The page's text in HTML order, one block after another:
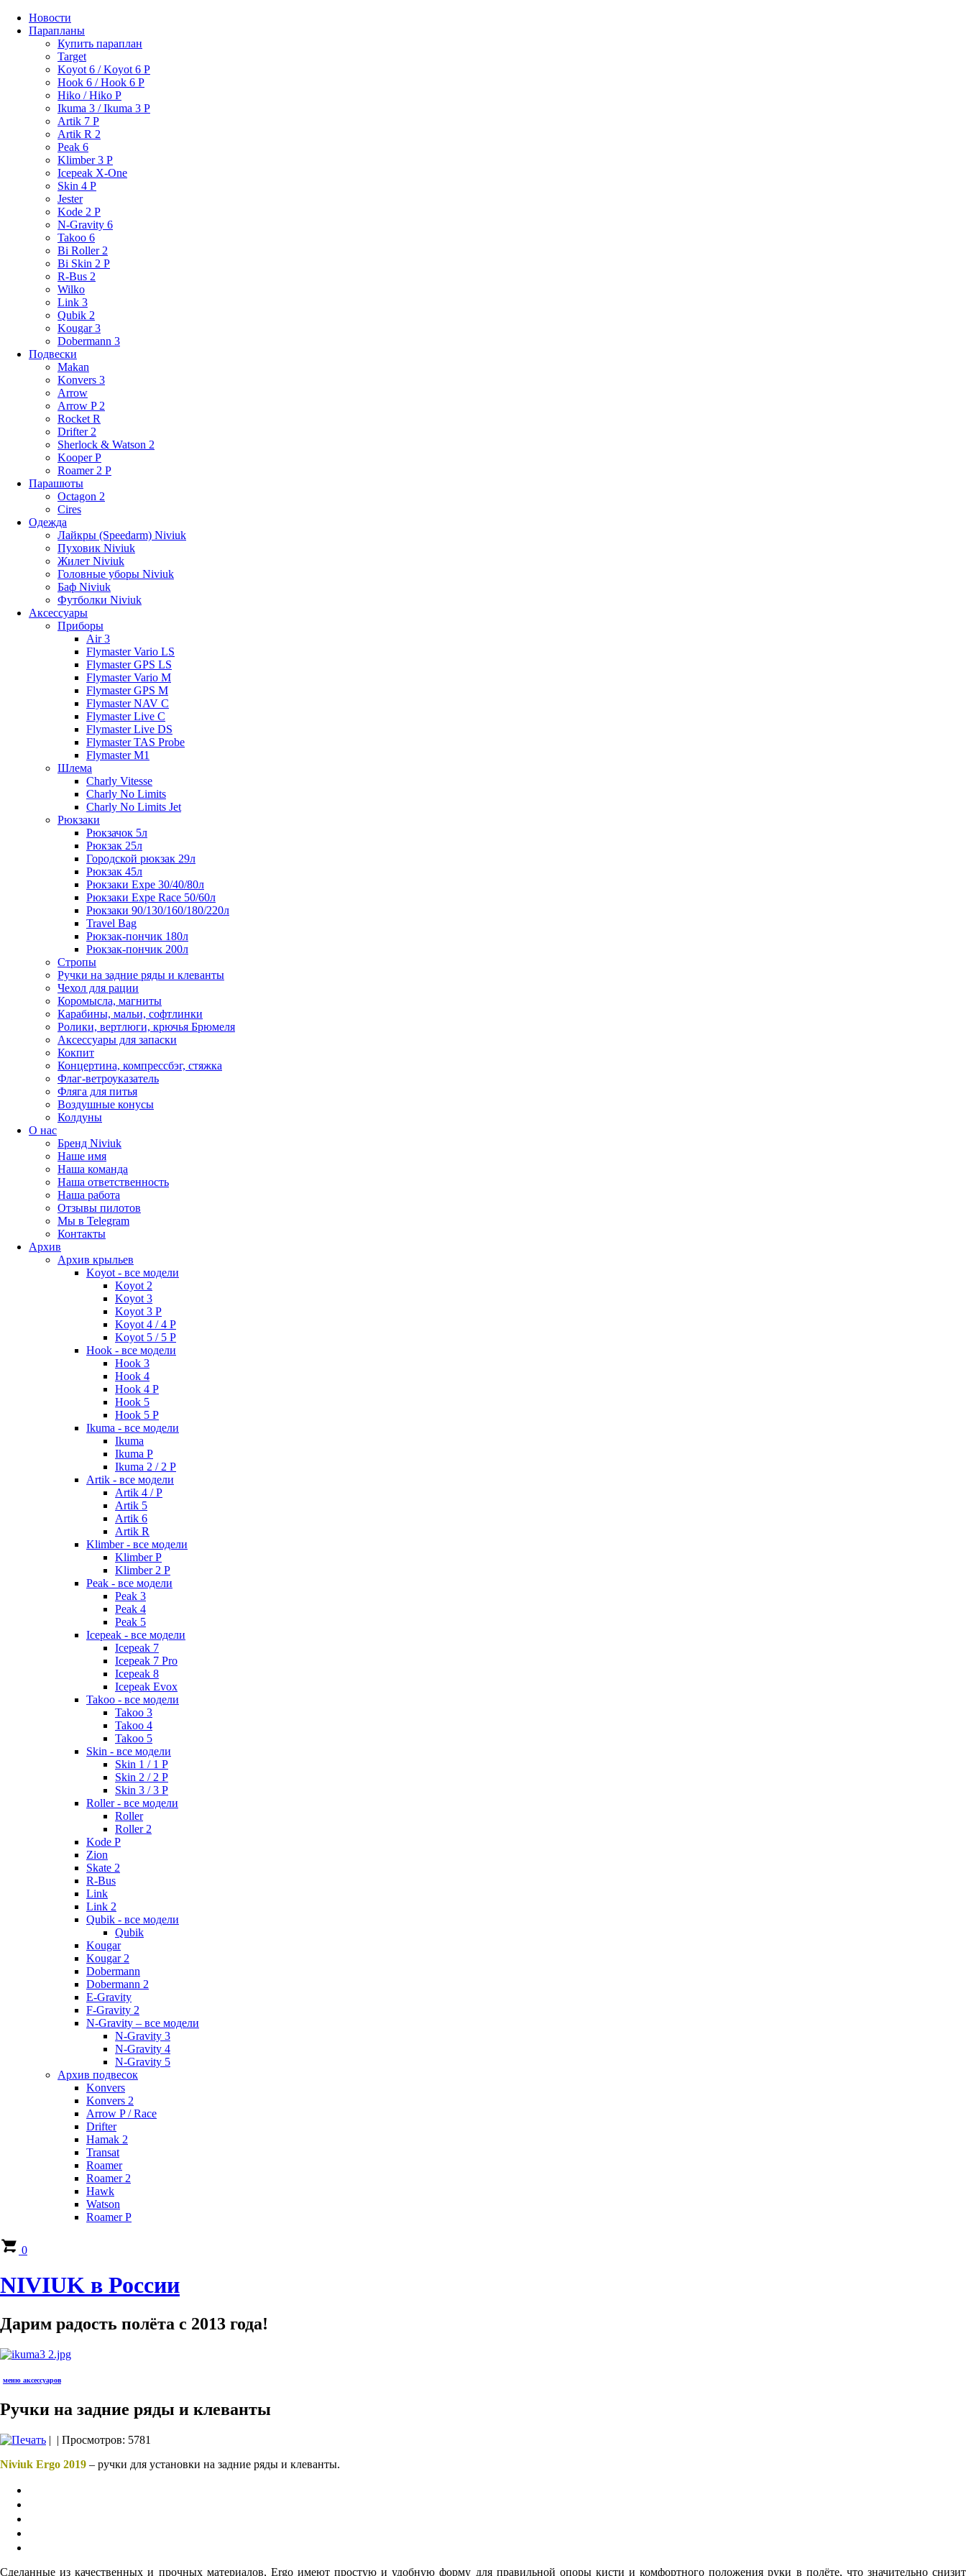
Новости
Парапланы
Купить параплан
Target
Koyot 6 / Koyot 6 P
Hook 6 / Hook 6 P
Hiko / Hiko P
Ikuma 3 / Ikuma 3 P
Artik 7 P
Artik R 2
Peak 6
Klimber 3 P
Icepeak X-One
Skin 4 P
Jester
Kode 2 P
N-Gravity 6
Takoo 6
Bi Roller 2
Bi Skin 2 P
R-Bus 2
Wilko
Link 3
Qubik 2
Kougar 3
Dobermann 3
Подвески
Makan
Konvers 3
Arrow
Arrow P 2
Rocket R
Drifter 2
Sherlock & Watson 2
Kooper P
Roamer 2 P
Парашюты
Octagon 2
Cires
Одежда
Лайкры (Speedarm) Niviuk
Пуховик Niviuk
Жилет Niviuk
Головные уборы Niviuk
Баф Niviuk
Футболки Niviuk
Аксессуары
Приборы
Air 3
Flymaster Vario LS
Flymaster GPS LS
Flymaster Vario M
Flymaster GPS M
Flymaster NAV C
Flymaster Live C
Flymaster Live DS
Flymaster TAS Probe
Flymaster M1
Шлема
Charly Vitesse
Charly No Limits
Charly No Limits Jet
Рюкзаки
Рюкзачок 5л
Рюкзак 25л
Городской рюкзак 29л
Рюкзак 45л
Рюкзаки Expe 30/40/80л
Рюкзаки Expe Race 50/60л
Рюкзаки 90/130/160/180/220л
Travel Bag
Рюкзак-пончик 180л
Рюкзак-пончик 200л
Стропы
Ручки на задние ряды и клеванты
Чехол для рации
Коромысла, магниты
Карабины, мальи, софтлинки
Ролики, вертлюги, крючья Брюмеля
Аксессуары для запаски
Кокпит
Концертина, компрессбэг, стяжка
Флаг-ветроуказатель
Фляга для питья
Воздушные конусы
Колдуны
О нас
Бренд Niviuk
Наше имя
Наша команда
Наша ответственность
Наша работа
Отзывы пилотов
Мы в Telegram
Контакты
Архив
Архив крыльев
Koyot - все модели
Koyot 2
Koyot 3
Koyot 3 P
Koyot 4 / 4 P
Koyot 5 / 5 P
Hook - все модели
Hook 3
Hook 4
Hook 4 P
Hook 5
Hook 5 P
Ikuma - все модели
Ikuma
Ikuma P
Ikuma 2 / 2 P
Artik - все модели
Artik 4 / P
Artik 5
Artik 6
Artik R
Klimber - все модели
Klimber P
Klimber 2 P
Peak - все модели
Peak 3
Peak 4
Peak 5
Icepeak - все модели
Icepeak 7
Icepeak 7 Pro
Icepeak 8
Icepeak Evox
Takoo - все модели
Takoo 3
Takoo 4
Takoo 5
Skin - все модели
Skin 1 / 1 P
Skin 2 / 2 P
Skin 3 / 3 P
Roller - все модели
Roller
Roller 2
Kode P
Zion
Skate 2
R-Bus
Link
Link 2
Qubik - все модели
Qubik
Kougar
Kougar 2
Dobermann
Dobermann 2
E-Gravity
F-Gravity 2
N-Gravity – все модели
N-Gravity 3
N-Gravity 4
N-Gravity 5
Архив подвесок
Konvers
Konvers 2
Arrow P / Race
Drifter
Hamak 2
Transat
Roamer
Roamer 2
Hawk
Watson
Roamer P
0
NIVIUK в России
Дарим радость полёта с 2013 года!
меню аксессуаров
Ручки на задние ряды и клеванты
| | Просмотров: 5781
Niviuk Ergo 2019 – ручки для установки на задние ряды и клеванты.
Сделанные из качественных и прочных материалов, Ergo имеют простую и удобную форму для правильной опоры кисти и комфортного положения руки в полёте, что значительно снизит